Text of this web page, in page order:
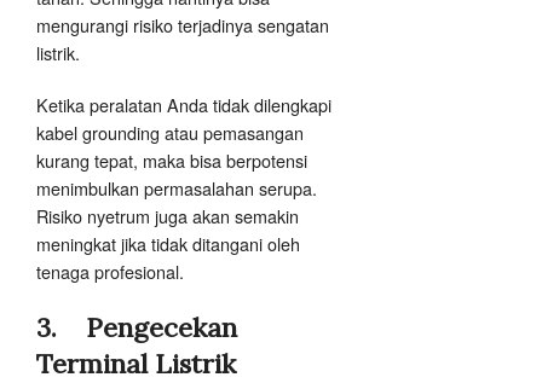
mengurangi risiko terjadinya sengatan
listrik.
Ketika peralatan Anda tidak dilengkapi
kabel grounding atau pemasangan
kurang tepat, maka bisa berpotensi
menimbulkan permasalahan serupa.
Risiko nyetrum juga akan semakin
meningkat jika tidak ditangani oleh
tenaga profesional.
3. Pengecekan
Terminal Listrik